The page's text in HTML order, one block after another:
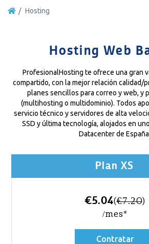
Hosting
Hosting Web
ProfesionalHosting te ofrece una gran
compartido, con la mejor relación calidad/
planes sencillos para correo y web, y
(multihosting o multidominio). Todos
servicio técnico y servidores de alta
SSD y última tecnología, alojados en
Datacenter de
Plan XS
€5.04(€7.20)
/mes*
Contratar